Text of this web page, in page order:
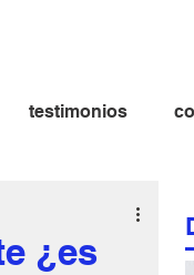
testimonios
¿es